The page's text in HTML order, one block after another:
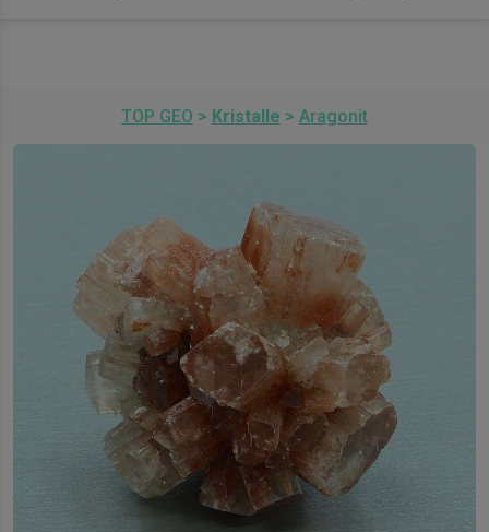
TOP GEO > Kristalle > Aragonit